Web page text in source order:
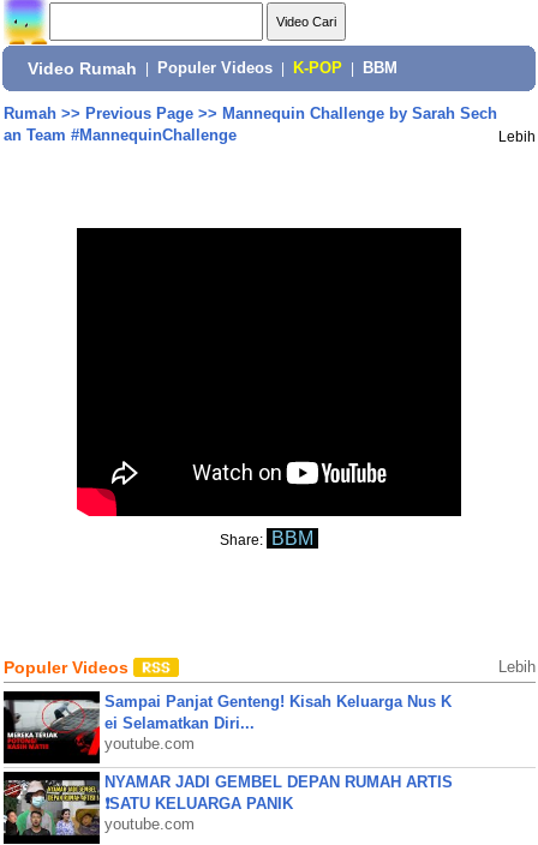
Video Rumah Populer Videos K-POP BBM
Rumah>> Previous Page>> Mannequin Challenge by Sarah Sech
an Team #MannequinChallenge
Lebih
Share: BBM
Populer Videos Lebih
Sampai Panjat Genteng! Kisah Keluarga Nus K
ei Selamatkan Diri...
youtube.com
NYAMAR JADI GEMBEL DEPAN RUMAH ARTIS
❗SATU KELUARGA PANIK
youtube.com